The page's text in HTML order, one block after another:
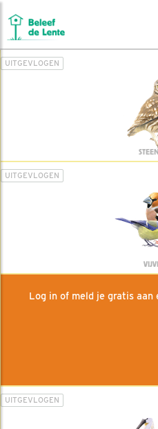
UITGEVLOGEN
UITGEVLOGEN
Log in of meld je gratis
UITGEVLOGEN